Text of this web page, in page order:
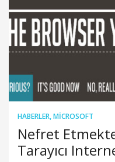
HABERLER,MICROSOFT
Nefret
Tarayıcı